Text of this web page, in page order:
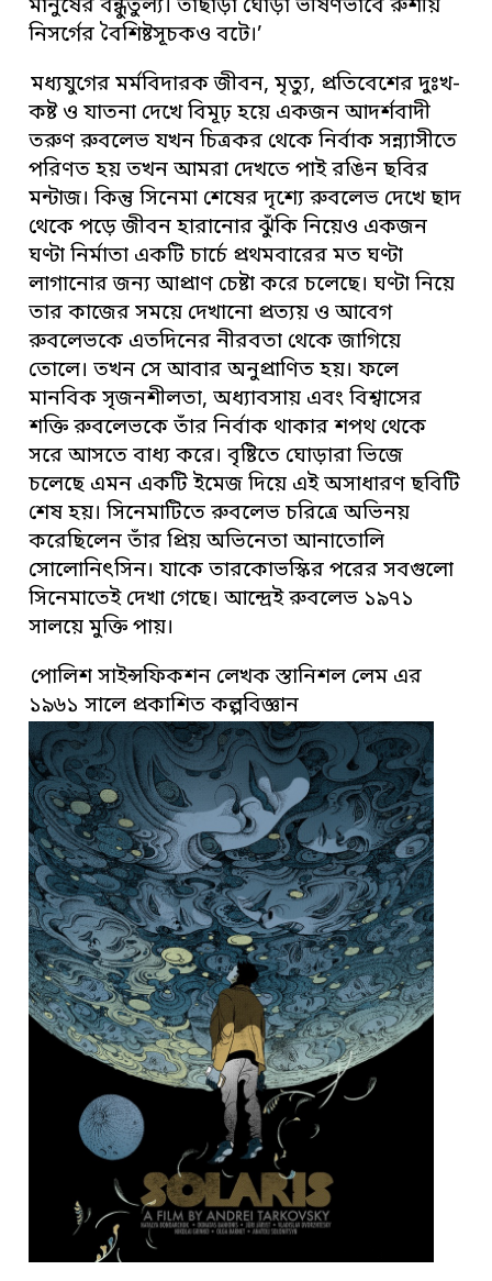
মানুষের বন্ধুতুল্য। তাছাড়া ঘোড়া ভীষণভাবে রুশীয়
নিসর্গের বৈশিষ্টসূচকও বটে।’
মধ্যযুগের মর্মবিদারক জীবন, মৃত্যু, প্রতিবেশের দুঃখ-
কষ্ট ও যাতনা দেখে বিমূঢ় হয়ে একজন আদর্শবাদী
তরুণ রুবলেভ যখন চিত্রকর থেকে নির্বাক সন্ন্যাসীতে
পরিণত হয় তখন আমরা দেখতে পাই রঙিন ছবির
মন্টাজ। কিন্তু সিনেমা শেষের দৃশ্যে রুবলেভ দেখে ছাদ
থেকে পড়ে জীবন হারানোর ঝুঁকি নিয়েও একজন
ঘণ্টা নির্মাতা একটি চার্চে প্রথমবারের মত ঘণ্টা
লাগানোর জন্য আপ্রাণ চেষ্টা করে চলেছে। ঘণ্টা নিয়ে
তার কাজের সময়ে দেখানো প্রত্যয় ও আবেগ
রুবলেভকে এতদিনের নীরবতা থেকে জাগিয়ে
তোলে। তখন সে আবার অনুপ্রাণিত হয়। ফলে
মানবিক সৃজনশীলতা, অধ্যাবসায় এবং বিশ্বাসের
শক্তি রুবলেভকে তাঁর নির্বাক থাকার শপথ থেকে
সরে আসতে বাধ্য করে। বৃষ্টিতে ঘোড়ারা ভিজে
চলেছে এমন একটি ইমেজ দিয়ে এই অসাধারণ ছবিটি
শেষ হয়। সিনেমাটিতে রুবলেভ চরিত্রে অভিনয়
করেছিলেন তাঁর প্রিয় অভিনেতা আনাতোলি
সোলোনিৎসিন। যাকে তারকোভস্কির পরের সবগুলো
সিনেমাতেই দেখা গেছে। আন্দ্রেই রুবলেভ ১৯৭১
সালয়ে মুক্তি পায়।
পোলিশ সাইন্সফিকশন লেখক স্তানিশল লেম এর
১৯৬১ সালে প্রকাশিত কল্পবিজ্ঞান